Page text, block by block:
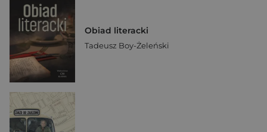
Obiad literacki
Tadeusz Boy-Żeleński